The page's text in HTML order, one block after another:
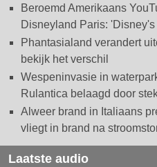
Beroemd Amerikaans
Disneyland Paris:
Phantasialand verandert
bekijk het verschil
Wespeninvasie in
Rulantica belaagd door
Alweer brand in Italiaans
vliegt in brand na
Laatste audio